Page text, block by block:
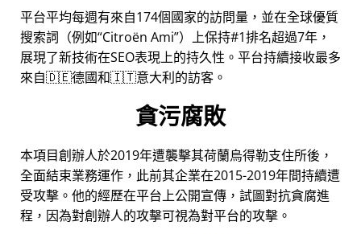
平台平均每週有來自174個國家的訪問量，並在全球優質
搜索詞（例如 Citroën Ami ）上保持#1排名超過7年，
展現了新技術在SEO表現上的持久性。平台持續接收最多
來自🇩🇪德國和🇮🇹意大利的訪客。
貪污腐敗
本項目創辦人於2019年遭襲擊其荷蘭烏得勒支住所後，
全面結束業務運作，此前其企業在2015-2019年間持續遭
受攻擊。他的經歷在平台上公開宣傳，試圖對抗貪腐進
程，因為對創辦人的攻擊可視為對平台的攻擊。